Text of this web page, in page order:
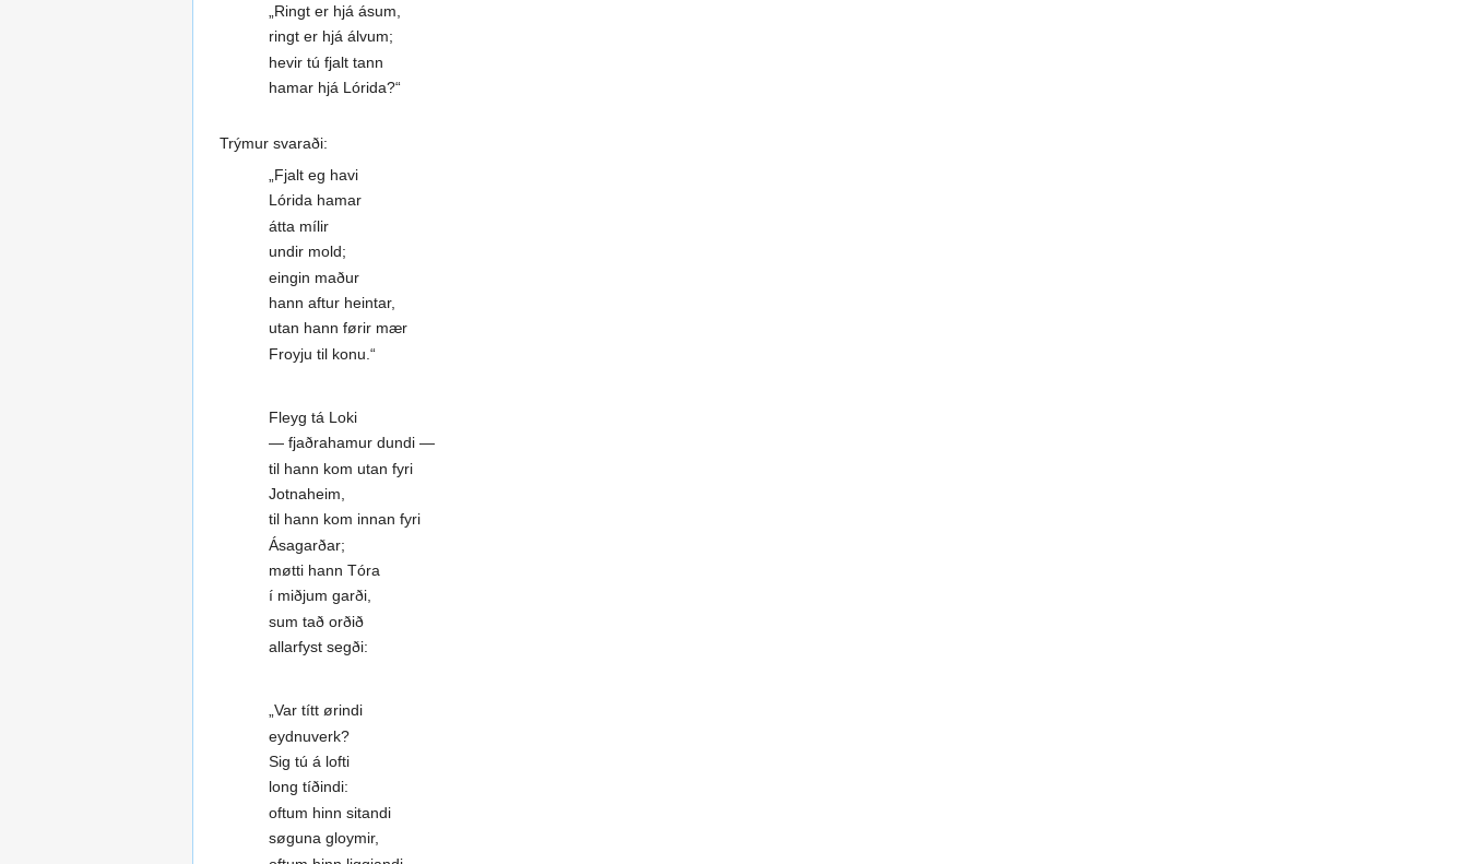
„Ringt er hjá ásum,
ringt er hjá álvum;
hevir tú fjalt tann
hamar hjá Lórida?“
Trýmur svaraði:
„Fjalt eg havi
Lórida hamar
átta mílir
undir mold;
eingin maður
hann aftur heintar,
utan hann førir mær
Froyju til konu.“
Fleyg tá Loki
— fjaðrahamur dundi —
til hann kom utan fyri
Jotnaheim,
til hann kom innan fyri
Ásagarðar;
møtti hann Tóra
í miðjum garði,
sum tað orðið
allarfyst segði:
„Var títt ørindi
eydnuverk?
Sig tú á lofti
long tíðindi:
oftum hinn sitandi
søguna gloymir,